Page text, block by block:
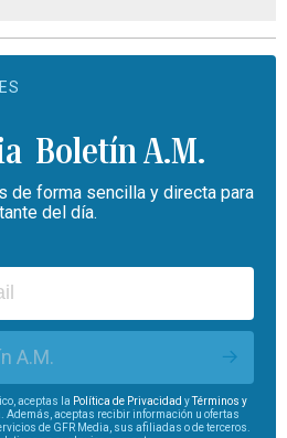
Boletín A.M.
de forma sencilla y directa para
del día.
A.M.
aceptas la Política de Privacidad yTérminos y
Además, aceptas recibir información u ofertas
de GFR Media, sus afiliadas o de terceros.